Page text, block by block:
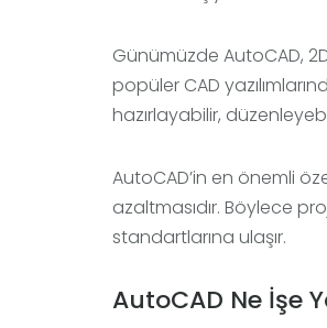
Günümüzde AutoCAD,
popüler CAD
hazırlayabilir,
AutoCAD’in en önemli
azaltmasıdır. Böylece
standartlarına ulaşır.
AutoCAD Ne İşe